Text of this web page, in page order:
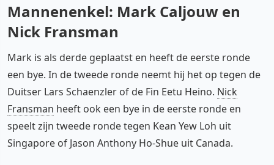
Mannenenkel: Mark Caljouw en
Nick Fransman
Mark is als derde geplaatst en heeft de eerste ronde
een bye. In de tweede ronde neemt hij het op tegen de
Duitser Lars Schaenzler of de Fin Eetu Heino. Nick
Fransman heeft ook een bye in de eerste ronde en
speelt zijn tweede ronde tegen Kean Yew Loh uit
Singapore of Jason Anthony Ho-Shue uit Canada.